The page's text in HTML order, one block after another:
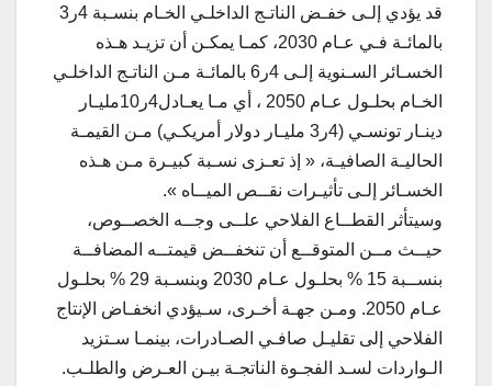
قد يؤدي إلـى خفـض الناتـج الداخلـي الخـام بنسـبة 4ر3
بالمائـة فـي عـام 2030، كمـا يمكـن أن تزيـد هـذه
الخسـائر السـنوية إلـى 4ر6 بالمائـة مـن الناتـج الداخلـي
الخـام بحلـول عـام 2050 ، أي مـا يعـادل4ر10مليـار
دينـار تونسـي (4ر3 مليـار دولار أمريكـي) مـن القيمـة
الحاليـة الصافيـة، « إذ تعـزى نسـبة كبيـرة مـن هـذه
الخسـائر إلـى تأثيـرات نقــص الميــاه ».
وسيتأثر القطــاع الفلاحي علــى وجــه الخصــوص،
حيــث مــن المتوقــع أن تنخفــض قيمتــه المضافــة
بنســبة 15 % بحلـول عـام 2030 وبنسـبة 29 % بحلـول
عـام 2050. ومـن جهـة أخـرى، سـيؤدي انخفـاض الإنتاج
الفلاحي إلى تقليـل صافـي الصـادرات، بينمـا سـتزيد
الـواردات لسـد الفجـوة الناتجـة بيـن العـرض والطلـب.